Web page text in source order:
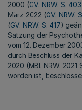
2000 (GV. NRW. S. 403
März 2022 (GV. NRW.
(GV. NRW. S. 417)
Satzung der
vom 12. Dezember
durch Beschluss der
2020 (MBl. NRW.
worden ist,